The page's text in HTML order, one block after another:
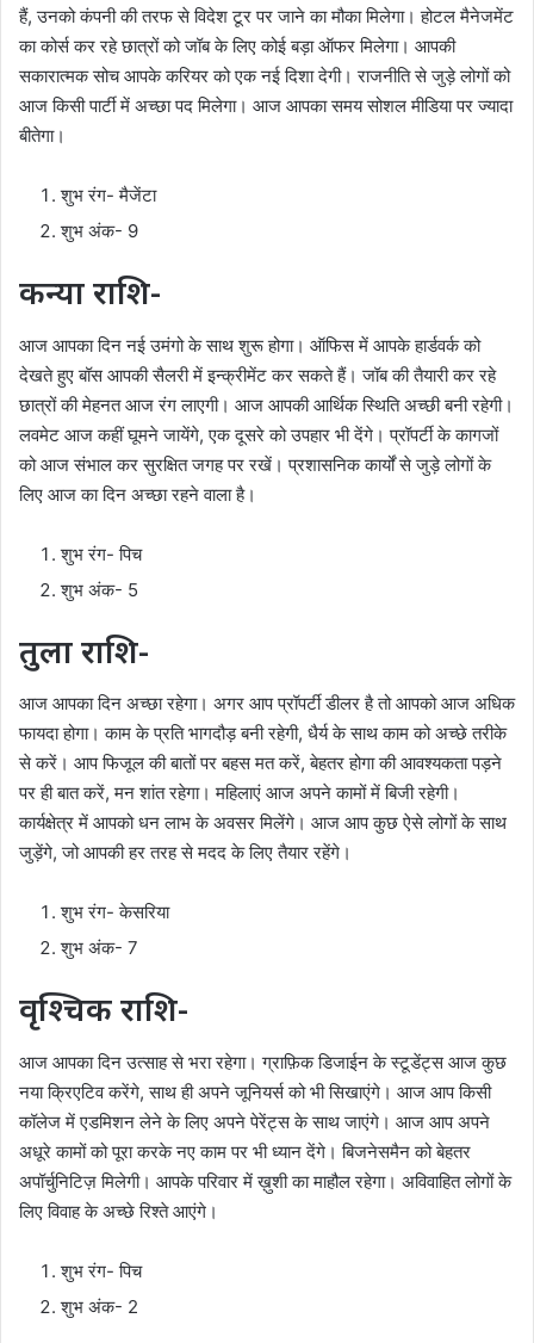
हैं, उनको कंपनी की तरफ से विदेश टूर पर जाने का मौका मिलेगा। होटल मैनेजमेंट
का कोर्स कर रहे छात्रों को जॉब के लिए कोई बड़ा ऑफर मिलेगा। आपकी
सकारात्मक सोच आपके करियर को एक नई दिशा देगी। राजनीति से जुड़े लोगों को
आज किसी पार्टी में अच्छा पद मिलेगा। आज आपका समय सोशल मीडिया पर ज्यादा
बीतेगा।
शुभ रंग- मैजेंटा
शुभ अंक- 9
कन्या राशि-
आज आपका दिन नई उमंगो के साथ शुरू होगा। ऑफिस में आपके हार्डवर्क को
देखते हुए बॉस आपकी सैलरी में इन्क्रीमेंट कर सकते हैं। जॉब की तैयारी कर रहे
छात्रों की मेहनत आज रंग लाएगी। आज आपकी आर्थिक स्थिति अच्छी बनी रहेगी।
लवमेट आज कहीं घूमने जायेंगे, एक दूसरे को उपहार भी देंगे। प्रॉपर्टी के कागजों
को आज संभाल कर सुरक्षित जगह पर रखें। प्रशासनिक कार्यों से जुड़े लोगों के
लिए आज का दिन अच्छा रहने वाला है।
शुभ रंग- पिच
शुभ अंक- 5
तुला राशि-
आज आपका दिन अच्छा रहेगा। अगर आप प्रॉपर्टी डीलर है तो आपको आज अधिक
फायदा होगा। काम के प्रति भागदौड़ बनी रहेगी, धैर्य के साथ काम को अच्छे तरीके
से करें। आप फिजूल की बातों पर बहस मत करें, बेहतर होगा की आवश्यकता पड़ने
पर ही बात करें, मन शांत रहेगा। महिलाएं आज अपने कामों में बिजी रहेगी।
कार्यक्षेत्र में आपको धन लाभ के अवसर मिलेंगे। आज आप कुछ ऐसे लोगों के साथ
जुड़ेंगे, जो आपकी हर तरह से मदद के लिए तैयार रहेंगे।
शुभ रंग- केसरिया
शुभ अंक- 7
वृश्चिक राशि-
आज आपका दिन उत्साह से भरा रहेगा। ग्राफ़िक डिजाईन के स्टूडेंट्स आज कुछ
नया क्रिएटिव करेंगे, साथ ही अपने जूनियर्स को भी सिखाएंगे। आज आप किसी
कॉलेज में एडमिशन लेने के लिए अपने पेरेंट्स के साथ जाएंगे। आज आप अपने
अधूरे कामों को पूरा करके नए काम पर भी ध्यान देंगे। बिजनेसमैन को बेहतर
अपॉर्चुनिटिज़ मिलेगी। आपके परिवार में ख़ुशी का माहौल रहेगा। अविवाहित लोगों के
लिए विवाह के अच्छे रिश्ते आएंगे।
शुभ रंग- पिच
शुभ अंक- 2